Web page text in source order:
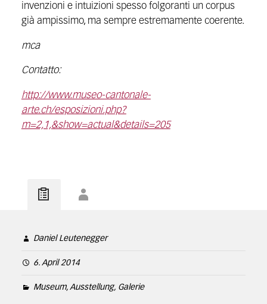
invenzioni e intuizioni spesso folgoranti un corpus
già ampissimo, ma sempre estremamente coerente.
mca
Contatto:
http://www.museo-cantonale-
arte.ch/esposizioni.php?
m=2,1,&show=actual&details=205
Daniel Leutenegger
6. April 2014
Museum, Ausstellung, Galerie